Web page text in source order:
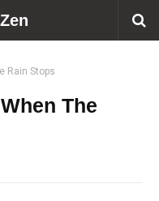
Rain Stops
The